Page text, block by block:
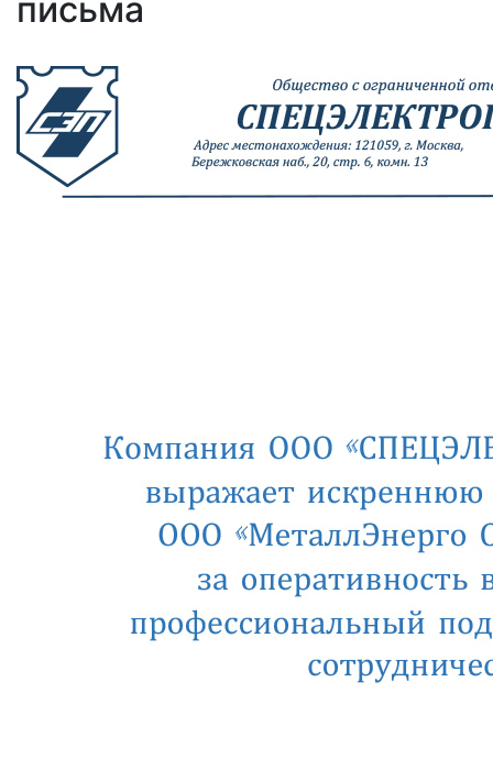
письма